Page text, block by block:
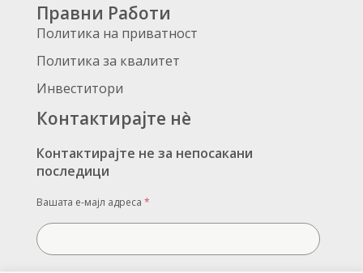
Правни Работи
Политика на приватност
Политика за квалитет
Инвеститори
Контактирајте нè
Контактирајте не за непосакани
последици
Вашата е-мајл адреса *